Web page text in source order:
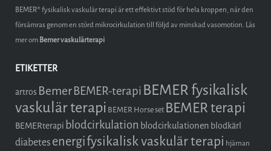
BEMER® fysikalisk vaskulär terapi är ett effektivt stöd för hela kroppen, när den
försämras genom en störd mikrocirkulation till följd av minskad vasomotion. Läs
mer omBemer vaskulärterapi
ETIKETTER
artros BemerBEMER-terapi BEMER fysikalisk
vaskulär terapi BEMER Horse set BEMER terapi
BEMERterapi blodcirkulation blodcirkulationen blodkärl
diabetesenergifysikalisk vaskulär terapi hjärnan